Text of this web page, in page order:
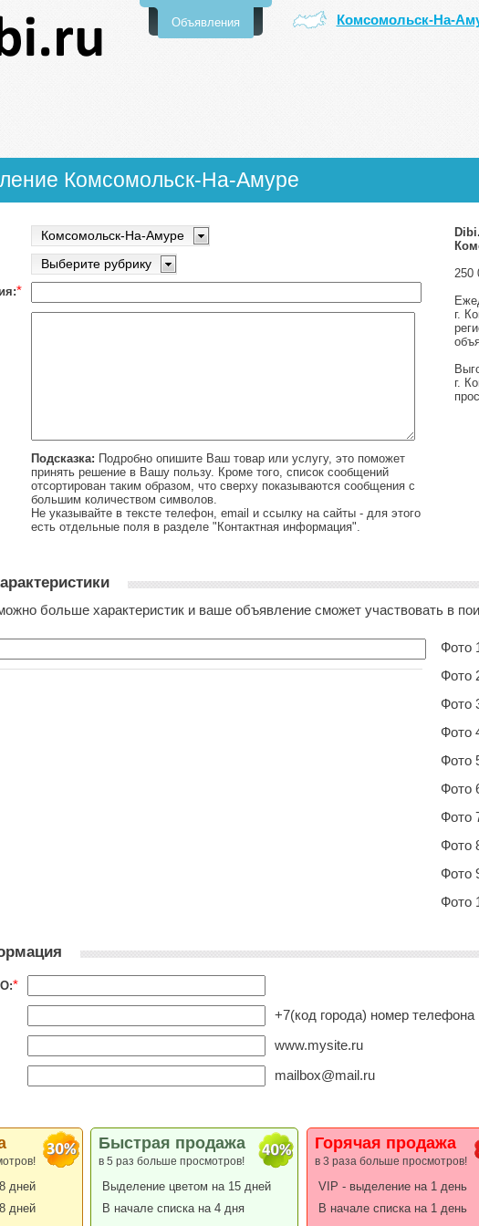
Объявления Комсомольск-На-
Комсомольск-На-Амуре
Комсомольск-На-Амуре
Выберите рубрику
*
Подсказка: Подробно опишите Ваш товар или услугу, это поможет
принять решение в Вашу пользу. Кроме того, список сообщений
отсортирован таким образом, что сверху показываются сообщения с
большим количеством символов.
Не указывайте в тексте телефон, email и ссылку на сайты - для этого
есть отдельные поля в разделе "Контактная информация".
250
г.
г.
больше характеристик и ваше объявление сможет участвовать в
Фото
Фото
Фото
Фото
Фото
Фото
Фото
Фото
Фото
Фото
*
+7(код города) номер телефона
www.mysite.ru
mailbox@mail.ru
дней
дней
Быстрая продажа
в 5 раз больше просмотров!
Выделение цветом на 15 дней
В начале списка на 4 дня
Горячая продажа
в 3 раза больше просмотров!
VIP - выделение на 1 день
В начале списка на 1 день